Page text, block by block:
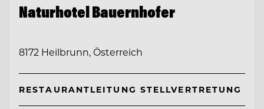
Naturhotel Bauernhofer
8172 Heilbrunn, Österreich
RESTAURANTLEITUNG STELLVERTRETUNG